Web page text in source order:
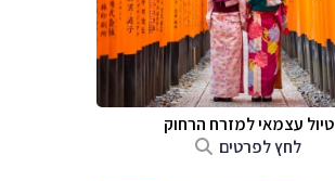
טיול עצמאי למזרח הרחוק
לחץ לפרטים